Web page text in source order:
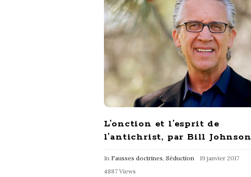
L’onction et l’esprit de
l’antichrist, par Bill Johnson
In Fausses doctrines Séduction
19 janvier 2017
4887 Views